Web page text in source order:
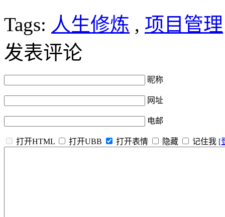
Tags: 人生修炼 , 项目管理
发表评论
昵称
网址
电邮
打开HTML 打开UBB 打开表情 隐藏 记住我 [